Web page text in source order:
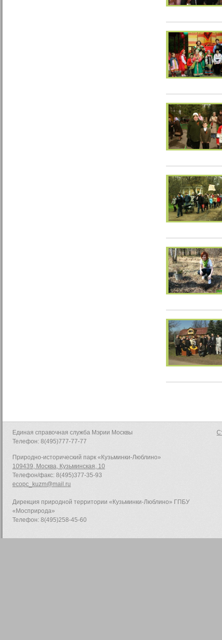
Единая справочная служба Мэрии Москвы
Телефон: 8(495)777-77-77
Природно-исторический парк «Кузьминки-Люблино»
109439, Москва, Кузьминская, 10
Телефон/факс: 8(495)377-35-93
ecopc_kuzm@mail.ru
Дирекция природной территории «Кузьминки-Люблино» ГПБУ
«Мосприрода»
Телефон: 8(495)258-45-60